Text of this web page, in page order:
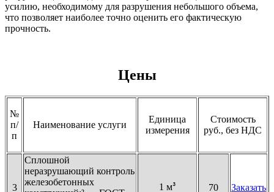
усилию, необходимому для разрушения небольшого объема,
что позволяет наиболее точно оценить его фактическую
прочность.
Цены
№
п/
п
Наименование услуги
Единица
измерения
Стоимость
руб., без НДС
3
Сплошной
неразрушающий контроль
железобетонных
1 м³ 70 Заказать